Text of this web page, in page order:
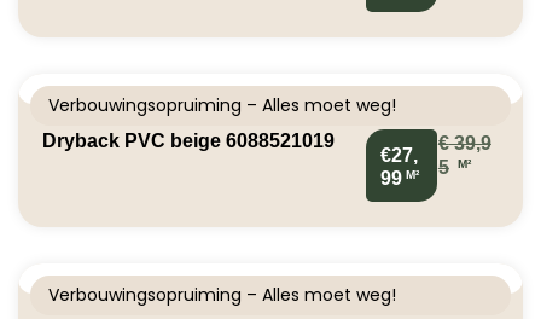
Verbouwingsopruiming – Alles moet weg!
Dryback PVC beige 6088521019
€27,
99 M²
€39,9
5
M²
Verbouwingsopruiming – Alles moet weg!